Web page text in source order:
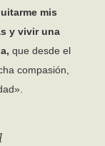
mis
y vivir una
que desde el
compasión,